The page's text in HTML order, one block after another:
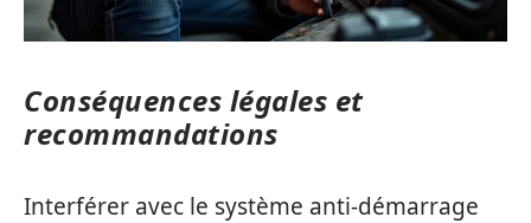
Conséquences légales et
recommandations
Interférer avec le système anti-démarrage